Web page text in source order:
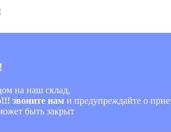
на наш склад,
звоните нам и предупреждайте о
быть закрыт